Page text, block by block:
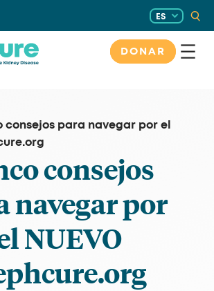
ES
DONAR
consejos para navegar por el
consejos
navegar por
NUEVO